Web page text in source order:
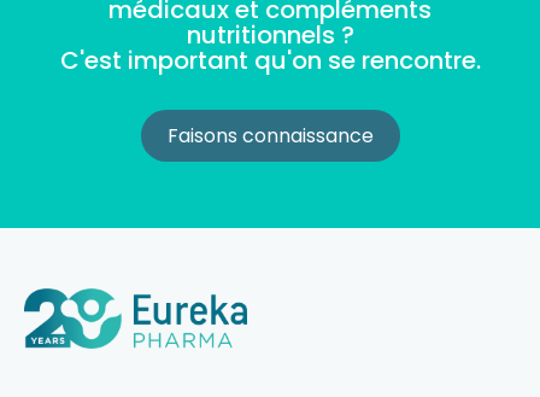
médicaux et compléments
nutritionnels ?
C'est important qu'on se rencontre.
Faisons connaissance